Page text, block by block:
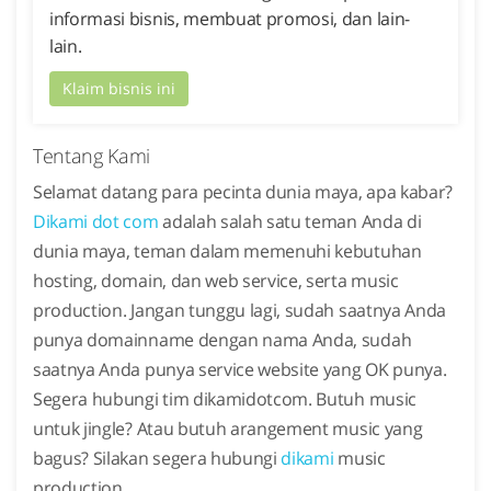
informasi bisnis, membuat promosi, dan lain-
lain.
Klaim bisnis ini
Tentang Kami
Selamat datang para pecinta dunia maya, apa kabar?
Dikami dot comadalah salah satu teman Anda di
dunia maya, teman dalam memenuhi kebutuhan
hosting, domain, dan web service, serta music
production. Jangan tunggu lagi, sudah saatnya Anda
punya domainname dengan nama Anda, sudah
saatnya Anda punya service website yang OK punya.
Segera hubungi tim dikamidotcom. Butuh music
untuk jingle? Atau butuh arangement music yang
bagus? Silakan segera hubungi dikami music